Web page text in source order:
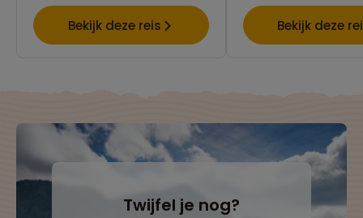
Bekijk deze reis Bekijk deze
Twijfel je nog?